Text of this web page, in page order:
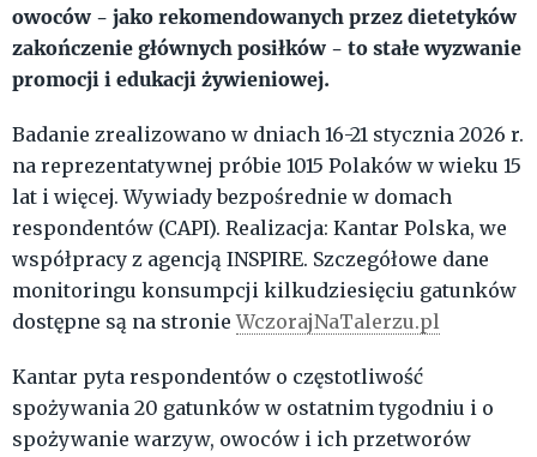
owoców - jako rekomendowanych przez dietetyków
zakończenie głównych posiłków - to stałe wyzwanie
promocji i edukacji żywieniowej.
Badanie zrealizowano w dniach 16-21 stycznia 2026 r.
na reprezentatywnej próbie 1015 Polaków w wieku 15
lat i więcej. Wywiady bezpośrednie w domach
respondentów (CAPI). Realizacja: Kantar Polska, we
współpracy z agencją INSPIRE. Szczegółowe dane
monitoringu konsumpcji kilkudziesięciu gatunków
dostępne są na stronieWczorajNaTalerzu.pl
Kantar pyta respondentów o częstotliwość
spożywania 20 gatunków w ostatnim tygodniu i o
spożywanie warzyw, owoców i ich przetworów